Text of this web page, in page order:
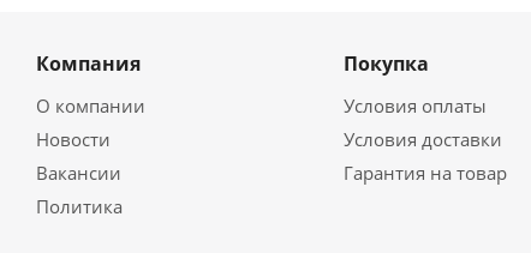
Компания
О компании
Новости
Вакансии
Политика
Покупка
Условия оплаты
Условия доставки
Гарантия на товар